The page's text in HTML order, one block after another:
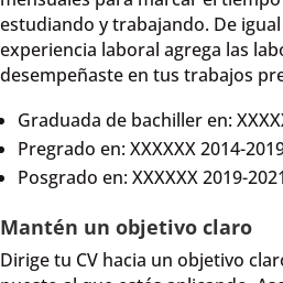
estudiando y trabajando. De
experiencia laboral agrega las
desempeñaste en tus trabajos
Graduada de bachiller en:
Pregrado en: XXXXXX 2014-
Posgrado en: XXXXXX 2019-2021
Mantén un objetivo claro
Dirige tu CV hacia un objetivo